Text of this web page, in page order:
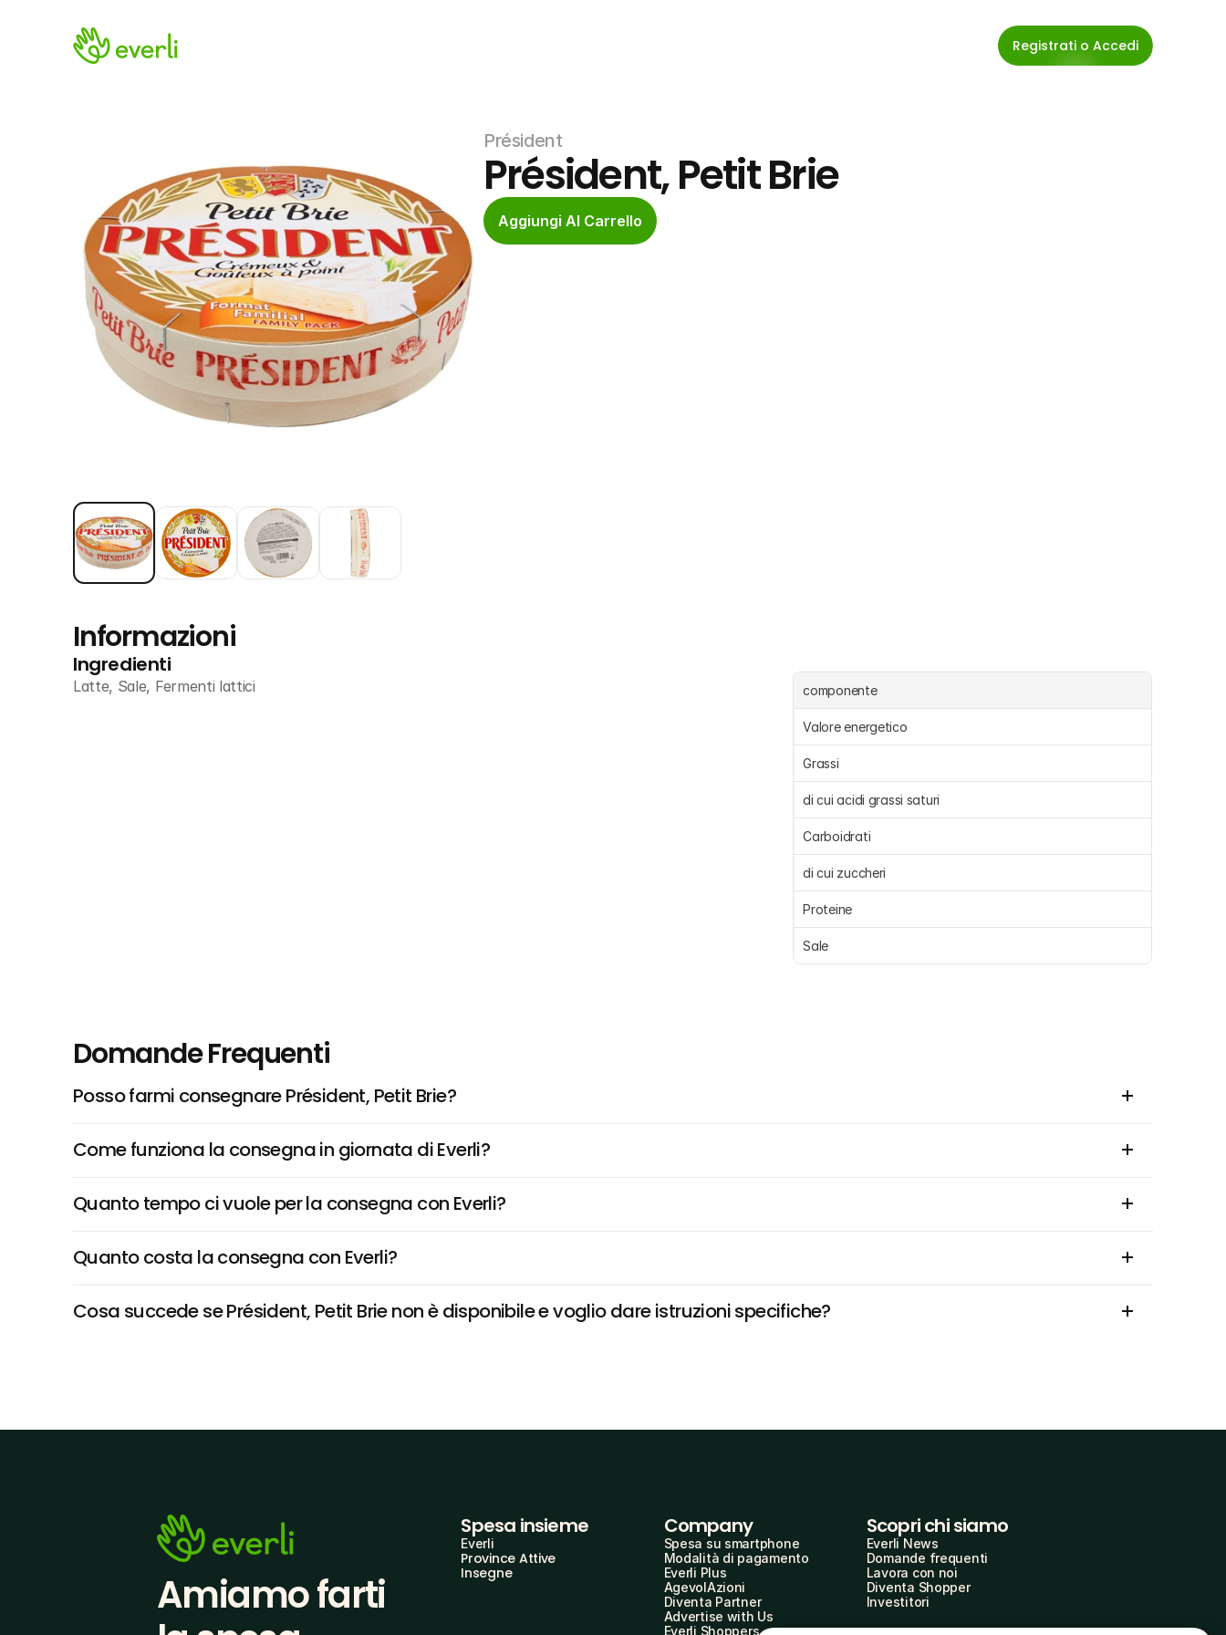
Registrati o Accedi
Président
Président, Petit Brie
Aggiungi Al Carrello
Informazioni
Ingredienti
Latte, Sale, Fermenti lattici componente
Valore energetico
Grassi
di cui acidi grassi saturi
Carboidrati
di cui zuccheri
Proteine
Sale
Domande Frequenti
Posso farmi consegnare Président, Petit Brie?
Come funziona la consegna in giornata di Everli?
Quanto tempo ci vuole per la consegna con Everli?
Quanto costa la consegna con Everli?
Cosa succede se Président, Petit Brie non è disponibile e voglio dare istruzioni specifiche?
Amiamo farti
Spesa insieme
Everli
Province Attive
Insegne
Company
Spesa su smartphone
Modalità di pagamento
Everli Plus
AgevolAzioni
Diventa Partner
Advertise with Us
Everli Shoppers
Scopri chi siamo
Everli News
Domande frequenti
Lavora con noi
Diventa Shopper
Investitori